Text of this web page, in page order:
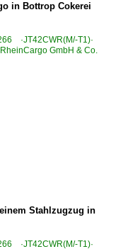
in Bottrop Cokerei
·JT42CWR(M/-T1)·
GmbH & Co.
Stahlzugzug in
·JT42CWR(M/-T1)·